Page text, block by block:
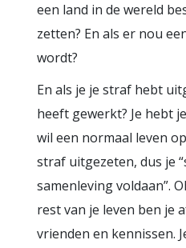
een land in de wereld
zetten? En als er nou
wordt?
En als je je straf hebt
heeft gewerkt? Je hebt
wil een normaal leven
straf uitgezeten, dus je
samenleving voldaan”.
rest van je leven ben je
vrienden en kennissen.